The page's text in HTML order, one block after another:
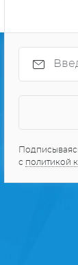
с политикой